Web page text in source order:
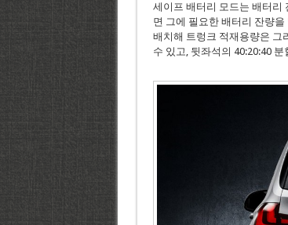
세이프 배터리 모드는 배터리
면 그에 필요한 배터리 잔량
배치해 트렁크 적재용량은 그
수 있고, 뒷좌석의 40:20:40